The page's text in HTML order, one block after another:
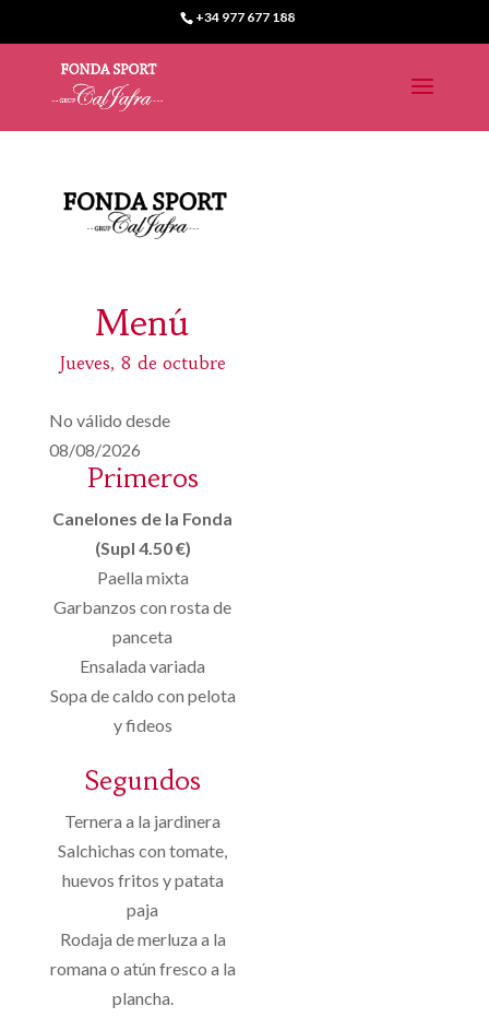
+34 977 677 188
Menú
Jueves, 8 de octubre
No válido desde
08/08/2026
Primeros
Canelones de la Fonda
(Supl 4.50 €)
Paella mixta
Garbanzos con rosta de
panceta
Ensalada variada
Sopa de caldo con pelota
y fideos
Segundos
Ternera a la jardinera
Salchichas con tomate,
huevos fritos y patata
paja
Rodaja de merluza a la
romana o atún fresco a la
plancha.